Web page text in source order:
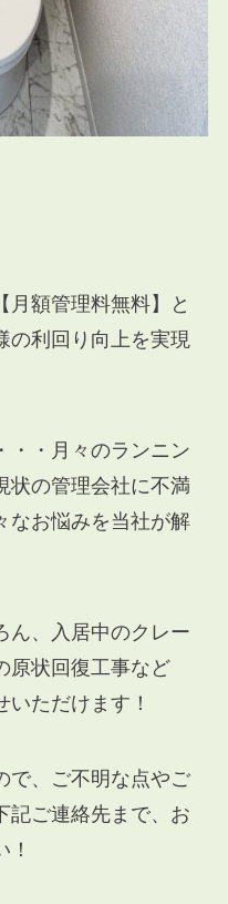
月額管理料無料】と
の利回り向上を実現
・・月々のランニン
状の管理会社に不満
なお悩みを当社が解
ん、入居中のクレー
原状回復工事など
ただけます！
で、ご不明な点やご
記ご連絡先まで、お